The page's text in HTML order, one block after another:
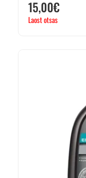
15,00€
Laost otsas